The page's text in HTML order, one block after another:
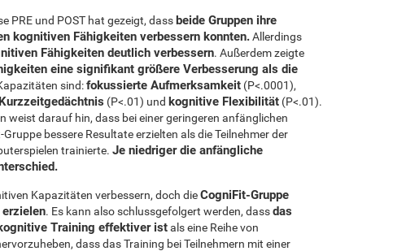
PRE und POST hat gezeigt, dassbeide Gruppen ihre
kognitiven Fähigkeiten verbessern konnten.Allerdings
Fähigkeiten deutlich verbessern. Außerdem zeigte
eine signifikant größere Verbesserung als die
sind:fokussierte Aufmerksamkeit (P<.0001),
Kurzzeitgedächtnis (P<.01) und kognitive Flexibilität (P<.01).
weist darauf hin, dass bei einer geringeren anfänglichen
bessere Resultate erzielten als die Teilnehmer der
trainierte. Je niedriger die anfängliche
Kapazitäten verbessern, doch dieCogniFit-Gruppe
. Es kann also schlussgefolgert werden, dassdas
Training effektiver istals eine Reihe von
dass das Training bei Teilnehmern mit einer